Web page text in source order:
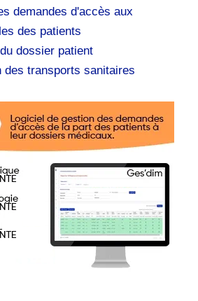
demandes d'accès aux
des patients
dossier patient
des transports sanitaires